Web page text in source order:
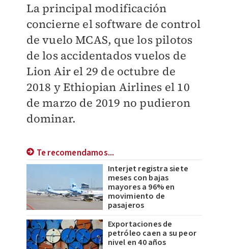
La principal modificación
concierne el software de control
de vuelo MCAS, que los pilotos
de los accidentados vuelos de
Lion Air el 29 de octubre de
2018 y Ethiopian Airlines el 10
de marzo de 2019 no pudieron
dominar.
Te recomendamos...
Interjet registra siete
meses con bajas
mayores a 96% en
movimiento de
pasajeros
Exportaciones de
petróleo caen a su peor
nivel en 40 años